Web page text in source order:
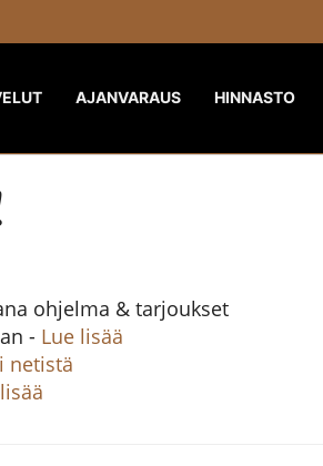
AJANVARAUS HINNASTO
ohjelma & tarjoukset
- Lue lisää
netistä